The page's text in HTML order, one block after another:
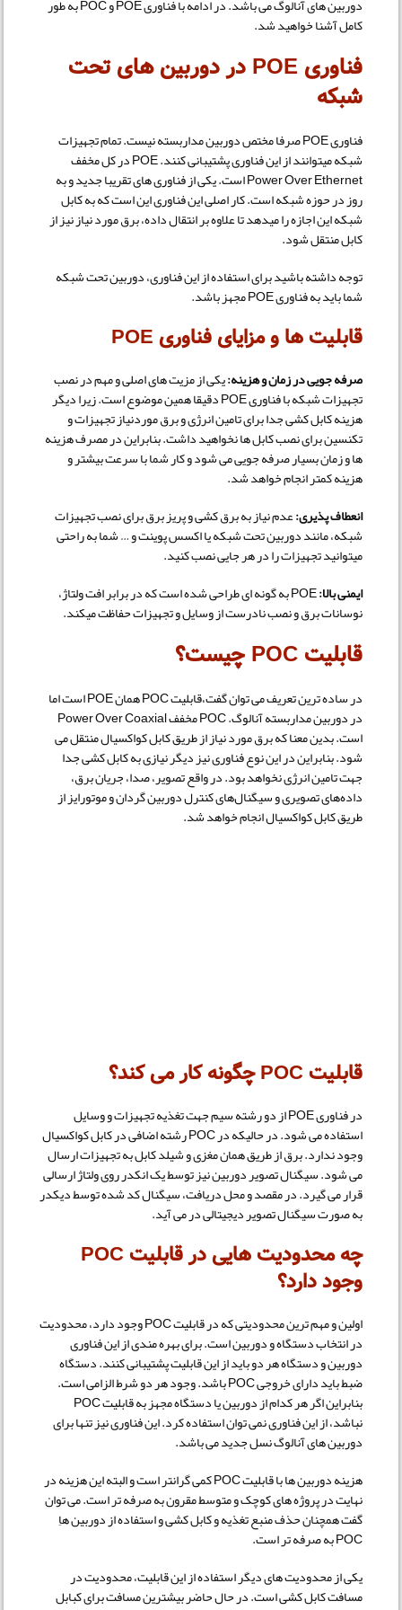
دوربین های آنالوگ می باشد. در ادامه با فناوری POE و POC به طور
کامل آشنا خواهید شد.
فناوری POE در دوربین های تحت
شبکه
فناوری POE صرفا مختص دوربین مداربسته نیست. تمام تجهیزات
شبکه میتوانند از این فناوری پشتیبانی کنند. POE در کل مخفف
Power Over Ethernet است. یکی از فناوری های تقریبا جدید و به
روز در حوزه شبکه است. کار اصلی این فناوری این است که به کابل
شبکه این اجازه را میدهد تا علاوه بر انتقال داده، برق مورد نیاز نیز از
کابل منتقل شود.
توجه داشته باشید برای استفاده از این فناوری، دوربین تحت شبکه
شما باید به فناوری POE مجهز باشد.
قابلیت ها و مزایای فناوری POE
صرفه جویی در زمان و هزینه:یکی از مزیت های اصلی و مهم در نصب
تجهیزات شبکه با فناوری POE دقیقا همین موضوع است. زیرا دیگر
هزینه کابل کشی جدا برای تامین انرژی و برق موردنیاز تجهیزات و
تکنسین برای نصب کابل ها نخواهید داشت. بنابراین در مصرف هزینه
ها و زمان بسیار صرفه جویی می شود و کار شما با سرعت بیشتر و
هزینه کمتر انجام خواهد شد.
انعطاف پذیری:عدم نیاز به برق کشی و پریز برق برای نصب تجهیزات
شبکه، مانند دوربین تحت شبکه یا اکسس پوینت و … شما به راحتی
میتوانید تجهیزات را در هر جایی نصب کنید.
ایمنی بالا:
POE به گونه ای طراحی شده است که در برابر افت ولتاژ،
نوسانات برق و نصب نادرست از وسایل و تجهیزات حفاظت میکند.
قابلیت POC چیست؟
در ساده ترین تعریف می توان گفت،قابلیت POC همان POE است اما
در دوربین مداربسته آنالوگ. POC مخفف Power Over Coaxial
است. بدین معنا که برق مورد نیاز از طریق کابل کواکسیال منتقل می
شود. بنابراین در این نوع فناوری نیز دیگر نیازی به کابل کشی جدا
جهت تامین انرژی نخواهد بود. در واقع تصویر، صدا، جریان برق،
داده‌های تصویری و سیگنال‌های کنترل دوربین گردان و موتورایز از
طریق کابل کواکسیال انجام خواهد شد.
قابلیت POC چگونه کار می کند؟
در فناوری POE از دو رشته سیم جهت تغذیه تجهیزات و وسایل
استفاده می شود. در حالیکه در POC رشته اضافی در کابل کواکسیال
وجود ندارد. برق از طریق همان مغزی و شیلد کابل به تجهیزات ارسال
می شود. سیگنال تصویر دوربین نیز توسط یک انکدر روی ولتاژ ارسالی
قرار می گیرد. در مقصد و محل دریافت، سیگنال کد شده توسط دیکدر
به صورت سیگنال تصویر دیجیتالی در می آید.
چه محدودیت هایی در قابلیت POC
وجود دارد؟
اولین و مهم ترین محدودیتی که در قابلیت POC وجود دارد، محدودیت
در انتخاب دستگاه و دوربین است. برای بهره مندی از این فناوری
دوربین و دستگاه هر دو باید از این قابلیت پشتیبانی کنند. دستگاه
ضبط باید دارای خروجی POC باشد. وجود هر دو شرط الزامی است.
بنابراین اگر هر کدام از دوربین یا دستگاه مجهز به قابلیت POC
نباشد، از این فناوری نمی توان استفاده کرد. این فناوری نیز تنها برای
دوربین های آنالوگ نسل جدید می باشد.
هزینه دوربین ها با قابلیت POC کمی گرانتر است و البته این هزینه در
نهایت در پروژه های کوچک و متوسط مقرون به صرفه تر است. می توان
گفت همچنان حذف منبع تغذیه و کابل کشی و استفاده از دوربین هاِ
POC به صرفه تر است.
یکی از محدودیت های دیگر استفاده از این قابلیت، محدودیت در
مسافت کابل کشی است. در حال حاضر بیشترین مسافت برای کبابل